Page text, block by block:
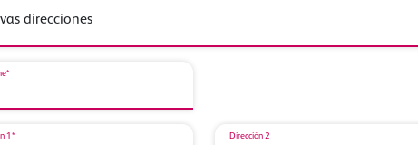
1* Dirección 2